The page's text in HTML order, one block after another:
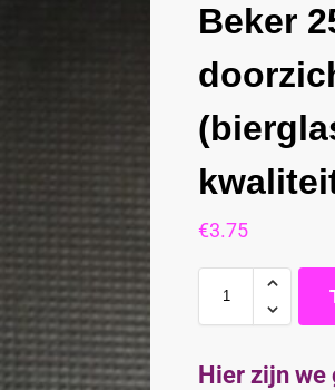
Beker
€3.75
Hier zijn we